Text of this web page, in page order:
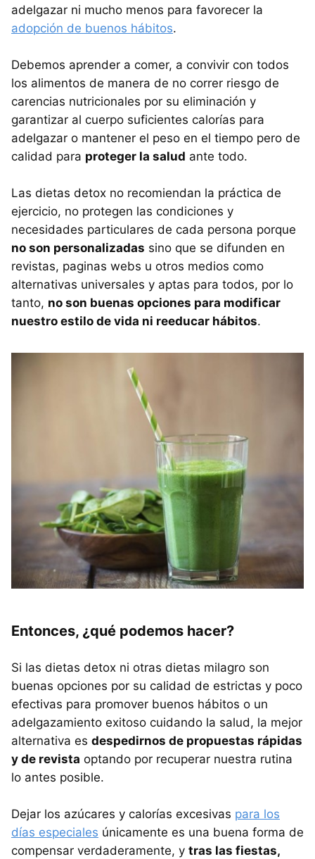
adelgazar ni mucho menos para favorecer la
adopción de buenos hábitos.
Debemos aprender a comer, a convivir con todos
los alimentos de manera de no correr riesgo de
carencias nutricionales por su eliminación y
garantizar al cuerpo suficientes calorías para
adelgazar o mantener el peso en el tiempo pero de
calidad para proteger la salud ante todo.
Las dietas detox no recomiendan la práctica de
ejercicio, no protegen las condiciones y
necesidades particulares de cada persona porque
no son personalizadas sino que se difunden en
revistas, paginas webs u otros medios como
alternativas universales y aptas para todos, por lo
tanto, no son buenas opciones para modificar
nuestro estilo de vida ni reeducar hábitos.
Entonces, ¿qué podemos hacer?
Si las dietas detox ni otras dietas milagro son
buenas opciones por su calidad de estrictas y poco
efectivas para promover buenos hábitos o un
adelgazamiento exitoso cuidando la salud, la mejor
alternativa es despedirnos de propuestas rápidas
y de revista optando por recuperar nuestra rutina
lo antes posible.
Dejar los azúcares y calorías excesivas para los
días especiales únicamente es una buena forma de
compensar verdaderamente, y tras las fiestas,